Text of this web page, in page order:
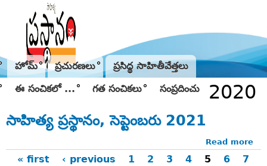
హోమ్ ప్రచురణలు ప్రసిద్థ సాహితీవేత్తలు
ఈ సంచికలో ... గత సంచికలు సంప్రదించు 2020
సాహిత్య ప్రస్థానం, సెప్టెంబరు 2021
Read more
« first ‹ previous 1 2 3 4 5 6
7